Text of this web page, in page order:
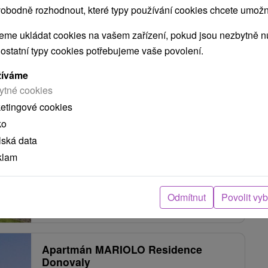
Villa Gardenia Donovaly
Letná či zimná dovolenka v pokojnej časti obce
ZOBRAZIT
Apartmán MARIOLO Residence
Donovaly
rozhodnout, které typy používání cookies chcete
ukládat cookies na vašem zařízení, pokud jsou nezbytně
typy cookies potřebujeme vaše povolení.
cookies
cookies
data
Odmítnut Povolit